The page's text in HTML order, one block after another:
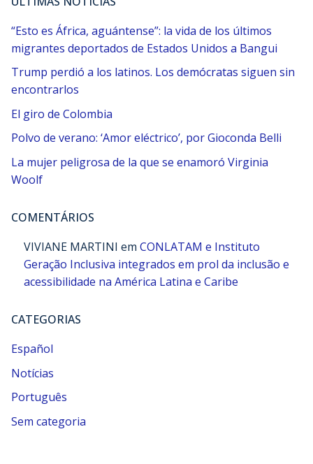
“Esto es África, aguántense”: la vida de los últimos
migrantes deportados de Estados Unidos a Bangui
Trump perdió a los latinos. Los demócratas siguen sin
encontrarlos
El giro de Colombia
Polvo de verano: ‘Amor eléctrico’, por Gioconda Belli
La mujer peligrosa de la que se enamoró Virginia
Woolf
COMENTÁRIOS
VIVIANE MARTINI em CONLATAM e Instituto
Geração Inclusiva integrados em prol da inclusão e
acessibilidade na América Latina e Caribe
CATEGORIAS
Español
Notícias
Português
Sem categoria